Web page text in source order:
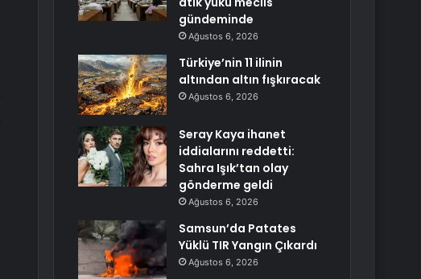
gündeminde
Ağustos 6, 2026
Türkiye’nin 11 ilinin
altından altın fışkıracak
Ağustos 6, 2026
Seray Kaya ihanet
iddialarını reddetti:
Sahra Işık’tan olay
gönderme geldi
Ağustos 6, 2026
Samsun’da Patates
Yüklü TIR Yangın Çıkardı
Ağustos 6, 2026